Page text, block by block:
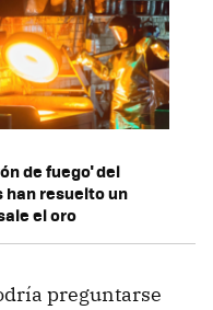
de fuego' del
resuelto un
el oro
preguntarse